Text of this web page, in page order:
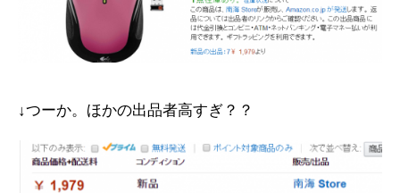
↓つーか。ほかの出品者高すぎ？？